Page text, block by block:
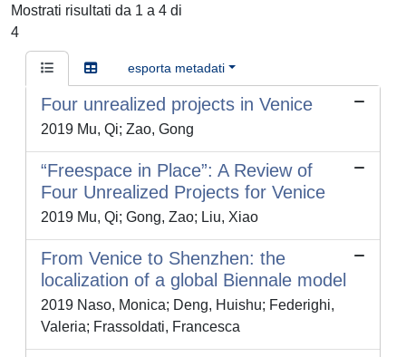
Mostrati risultati da 1 a 4 di
4
esporta metadati
Four unrealized projects in Venice
2019 Mu, Qi; Zao, Gong
“Freespace in Place”: A Review of
Four Unrealized Projects for Venice
2019 Mu, Qi; Gong, Zao; Liu, Xiao
From Venice to Shenzhen: the
localization of a global Biennale model
2019 Naso, Monica; Deng, Huishu; Federighi,
Valeria; Frassoldati, Francesca